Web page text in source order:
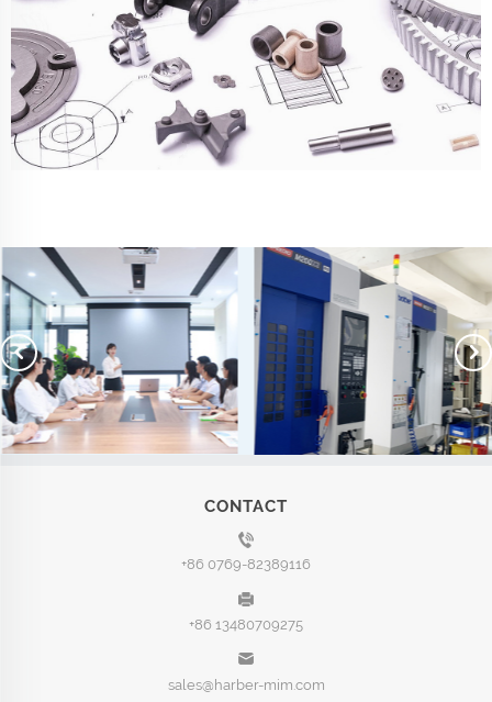
CONTACT
+86 0769-82389116
+86 13480709275
sales@harber-mim.com